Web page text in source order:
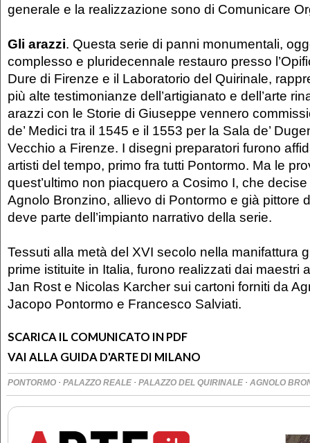
generale e la realizzazione sono di Comunicare
Gli arazzi. Questa serie di panni monumentali,
complesso e pluridecennale restauro presso
Dure di Firenze e il Laboratorio del Quirinale,
più alte testimonianze dell’artigianato e dell’arte
arazzi con le Storie di Giuseppe vennero
de’ Medici tra il 1545 e il 1553 per la Sala de’
Vecchio a Firenze. I disegni preparatori furono
artisti del tempo, primo fra tutti Pontormo. Ma le
quest’ultimo non piacquero a Cosimo I, che
Agnolo Bronzino, allievo di Pontormo e già pittore
deve parte dell’impianto narrativo della serie.
Tessuti alla metà del XVI secolo nella manifattura
prime istituite in Italia, furono realizzati dai maestri
Jan Rost e Nicolas Karcher sui cartoni forniti da
Jacopo Pontormo e Francesco Salviati.
SCARICA IL COMUNICATO IN PDF
VAI ALLA GUIDA D'ARTE DI MILANO
PONTORMO · PALAZZO REALE · PALAZZO DEL QUIRINALE · AGNOLO